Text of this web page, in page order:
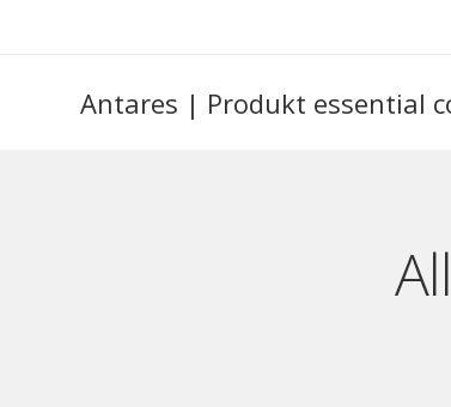
Antares | Produkt essential